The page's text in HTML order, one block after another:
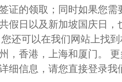
证的领取；同时如果您
假日以及新加坡国庆日
还可以在我们网站上找
，香港，上海和厦门。
细信息，请您直接登录我